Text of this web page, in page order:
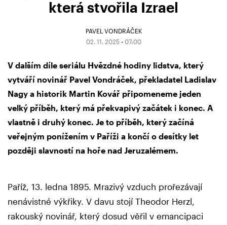
která stvořila Izrael
PAVEL VONDRÁČEK
02. 11. 2025 • 07:00
V dalším díle seriálu Hvězdné hodiny lidstva, který
vytváří novinář Pavel Vondráček, překladatel Ladislav
Nagy a historik Martin Kovář připomeneme jeden
velký příběh, který má překvapivý začátek i konec. A
vlastně i druhý konec. Je to příběh, který začíná
veřejným ponížením v Paříži a končí o desítky let
později slavností na hoře nad Jeruzalémem.
Paříž, 13. ledna 1895. Mrazivý vzduch prořezávají
nenávistné výkřiky. V davu stojí Theodor Herzl,
rakouský novinář, který dosud věřil v emancipaci